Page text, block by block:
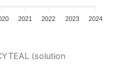
2021 2022 2023 2024
(solution